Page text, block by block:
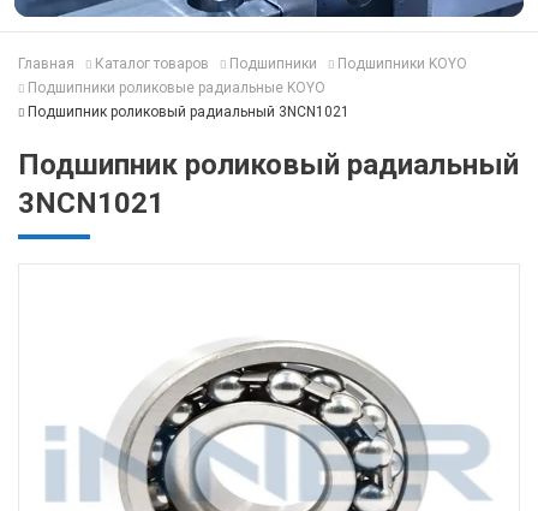
Главная Каталог товаров Подшипники
Подшипники KOYO
Подшипники роликовые радиальные KOYO
Подшипник роликовый радиальный 3NCN1021
Подшипник роликовый радиальный
3NCN1021